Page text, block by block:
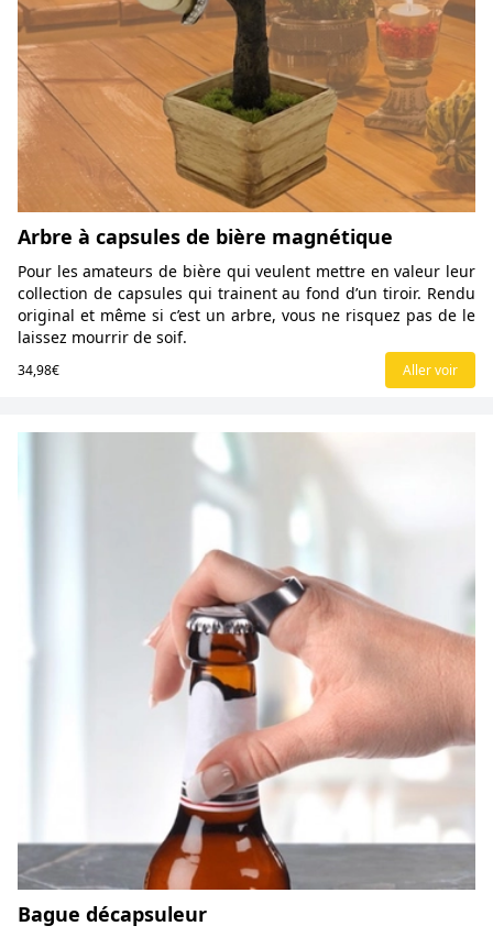
Arbre à capsules de bière magnétique
Pour les amateurs de bière qui veulent mettre en valeur leur
collection de capsules qui trainent au fond d’un tiroir. Rendu
original et même si c’est un arbre, vous ne risquez pas de le
laissez mourrir de soif.
34,98€ Aller voir
Bague décapsuleur